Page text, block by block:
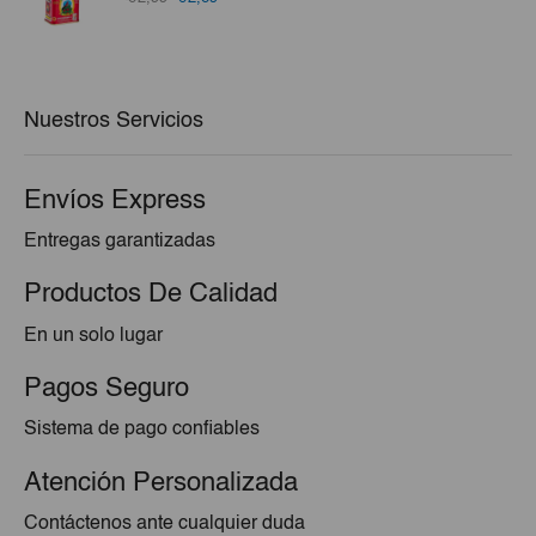
Nuestros Servicios
Envíos Express
Entregas garantizadas
Productos De Calidad
En un solo lugar
Pagos Seguro
Sistema de pago confiables
Atención Personalizada
Contáctenos ante cualquier duda